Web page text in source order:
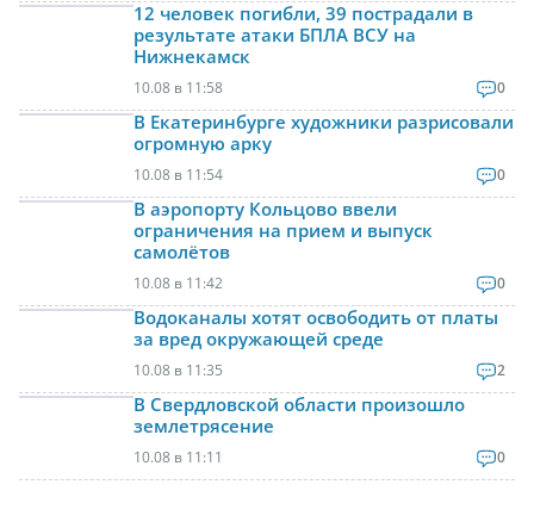
12 человек погибли, 39 пострадали в
результате атаки БПЛА ВСУ на
Нижнекамск
10.08 в 11:58 0
В Екатеринбурге художники разрисовали
огромную арку
10.08 в 11:54 0
В аэропорту Кольцово ввели
ограничения на прием и выпуск
самолётов
10.08 в 11:42 0
Водоканалы хотят освободить от платы
за вред окружающей среде
10.08 в 11:35 2
В Свердловской области произошло
землетрясение
10.08 в 11:11 0